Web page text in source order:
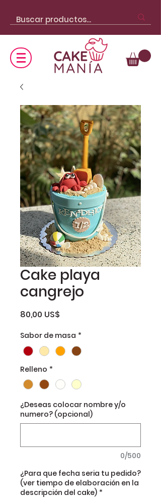
Cake playa
cangrejo
80,00 US$
Sabor de masa *
Relleno *
¿Deseas colocar nombre y/o
numero? (opcional)
0/500
¿Para que fecha seria tu pedido?
(ver tiempo de elaboración en la
descripción del cake) *